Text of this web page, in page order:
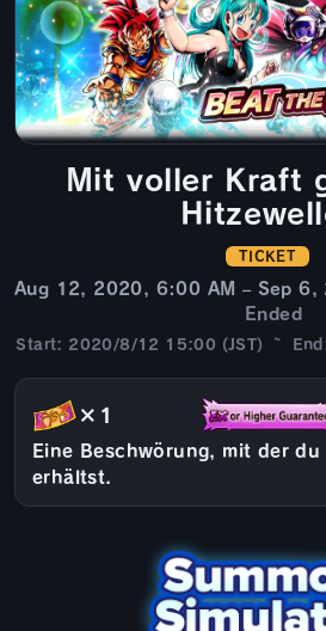
Mit voller Kraft
TICKET
Aug 12, 2020, 6:00 AM – Sep 6,
Ended
Start: 2020/8/12 15:00 (JST) ~
×1
Eine Beschwörung, mit der
erhältst.